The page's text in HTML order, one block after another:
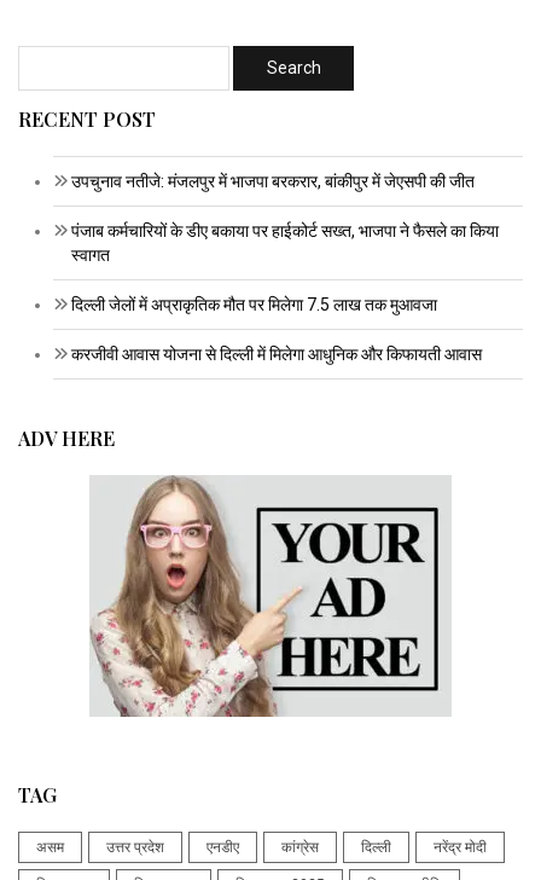
RECENT POST
उपचुनाव नतीजे: मंजलपुर में भाजपा बरकरार, बांकीपुर में जेएसपी की जीत
पंजाब कर्मचारियों के डीए बकाया पर हाईकोर्ट सख्त, भाजपा ने फैसले का किया
स्वागत
दिल्ली जेलों में अप्राकृतिक मौत पर मिलेगा 7.5 लाख तक मुआवजा
करजीवी आवास योजना से दिल्ली में मिलेगा आधुनिक और किफायती आवास
ADV HERE
TAG
असम उत्तर प्रदेश एनडीए कांग्रेस दिल्ली नरेंद्र मोदी